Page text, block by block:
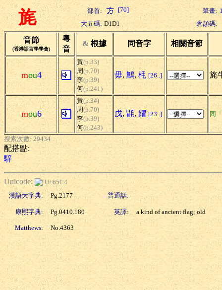
旄 部首: [70] 筆畫:
大五碼: D1D1 倉頡碼:
音節
(香港語言學學會)
粵
音
& 根據 同音字 相關音節
mou4
黃(p.33)
周(p.70)
李(p.39)
何(p.241)
毋, 鷡, 枆 [26..] 旄
mou6
黃(p.34)
周(p.70)
李(p.39)
何(p.243)
戊, 毷, 媢 [23..] 同
搜索次數: 29434
配搭點:
騂
Unicode:
U+65C4
漢語大字典:
Pg.2177 普通話:
康熙字典: Pg.0410.180 英譯: a kind of ancient flag; old
Matthews: No.4363